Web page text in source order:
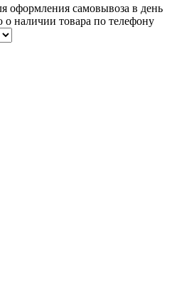
оформления самовывоза в день
наличии товара по телефону